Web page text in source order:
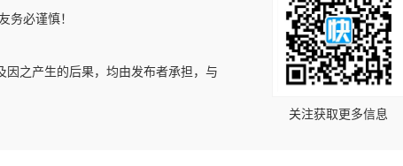
务必谨慎！
之产生的后果，均由发布者承担，与
关注获取更多信息